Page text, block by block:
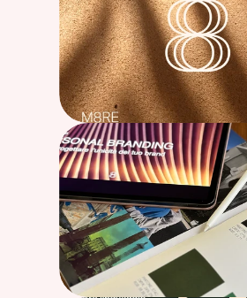
corso giacomo matteotti,
faenza ra, italia
P.IVA 01367440391
Blog
Contatti
Privacy Policy
Cookie Policy